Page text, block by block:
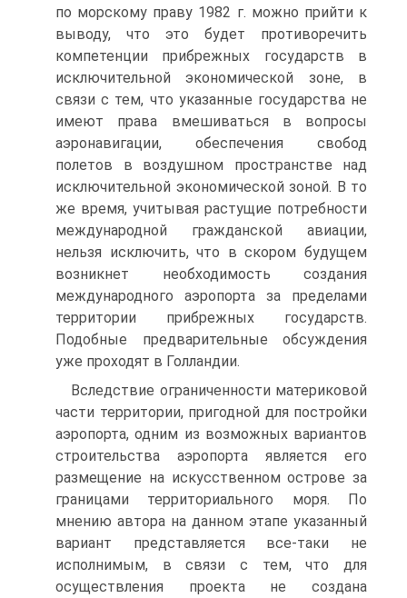
по морскому праву 1982 г. можно прийти к
выводу, что это будет противоречить
компетенции прибрежных государств в
исключительной экономической зоне, в
связи с тем, что указанные государства не
имеют права вмешиваться в вопросы
аэронавигации, обеспечения свобод
полетов в воздушном пространстве над
исключительной экономической зоной. В то
же время, учитывая растущие потребности
международной гражданской авиации,
нельзя исключить, что в скором будущем
возникнет необходимость создания
международного аэропорта за пределами
территории прибрежных государств.
Подобные предварительные обсуждения
уже проходят в Голландии.
Вследствие ограниченности материковой
части территории, пригодной для постройки
аэропорта, одним из возможных вариантов
строительства аэропорта является его
размещение на искусственном острове за
границами территориального моря. По
мнению автора на данном этапе указанный
вариант представляется все-таки не
исполнимым, в связи с тем, что для
осуществления проекта не создана